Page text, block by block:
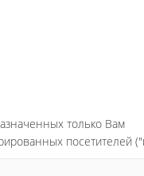
только Вам
посетителей